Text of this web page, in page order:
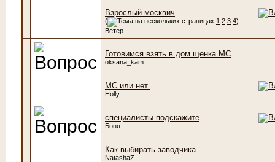
Взрослый москвич
( 1 2 3 4)
Ветер
Готовимся взять в дом щенка МС
oksana_kam
МС или нет.
Holly
специалисты подскажите
Боня
Как выбирать заводчика
NatashaZ